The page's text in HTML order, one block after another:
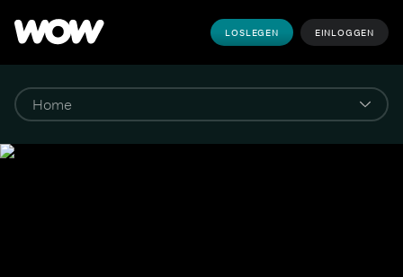
LOSLEGEN EINLOGGEN